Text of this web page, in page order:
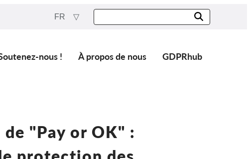
FR
nous ! À propos de nous GDPRhub
"Pay or OK" :